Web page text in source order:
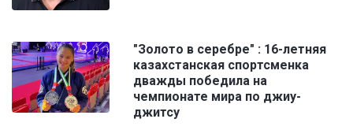
"Золото в серебре" : 16-летняя
казахстанская спортсменка
дважды победила на
чемпионате мира по джиу-
джитсу